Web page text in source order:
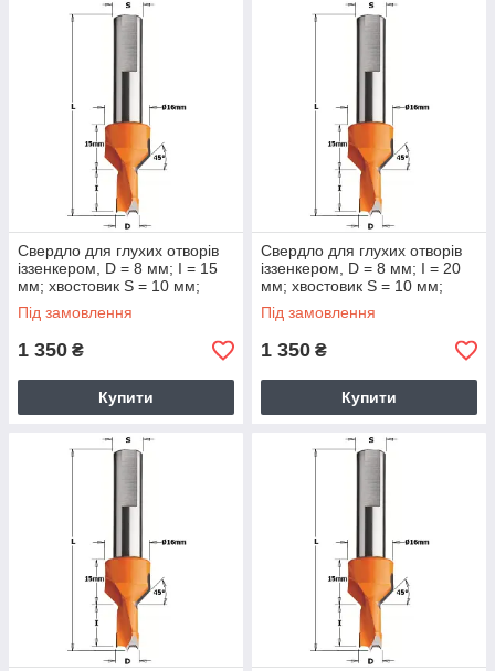
Свердло для глухих отворів
іззенкером, D = 8 мм; I = 15
мм; хвостовик S = 10 мм;
Під замовлення
1 350 ₴
Купити
Свердло для глухих отворів
іззенкером, D = 8 мм; I = 20
мм; хвостовик S = 10 мм;
Під замовлення
1 350 ₴
Купити